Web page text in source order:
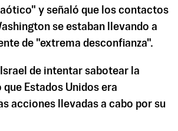
y señaló que los contactos
se estaban llevando a
de "extrema desconfianza".
de intentar sabotear la
Estados Unidos era
acciones llevadas a cabo por su